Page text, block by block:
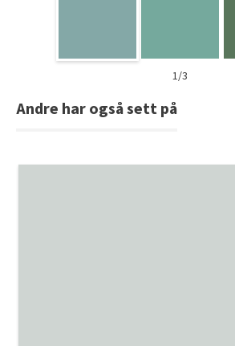
1/3
Andre har også sett på